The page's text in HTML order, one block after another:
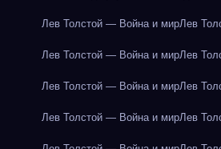
Лев Толстой — Война и мирЛев
Лев Толстой — Война и мирЛев
Лев Толстой — Война и мирЛев
Лев Толстой — Война и мирЛев